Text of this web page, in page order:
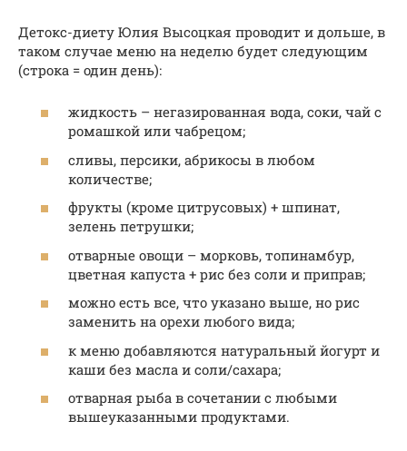
Детокс-диету Юлия Высоцкая проводит и дольше, в
таком случае меню на неделю будет следующим
(строка = один день):
жидкость – негазированная вода, соки, чай с
ромашкой или чабрецом;
сливы, персики, абрикосы в любом
количестве;
фрукты (кроме цитрусовых) + шпинат,
зелень петрушки;
отварные овощи – морковь, топинамбур,
цветная капуста + рис без соли и приправ;
можно есть все, что указано выше, но рис
заменить на орехи любого вида;
к меню добавляются натуральный йогурт и
каши без масла и соли/сахара;
отварная рыба в сочетании с любыми
вышеуказанными продуктами.